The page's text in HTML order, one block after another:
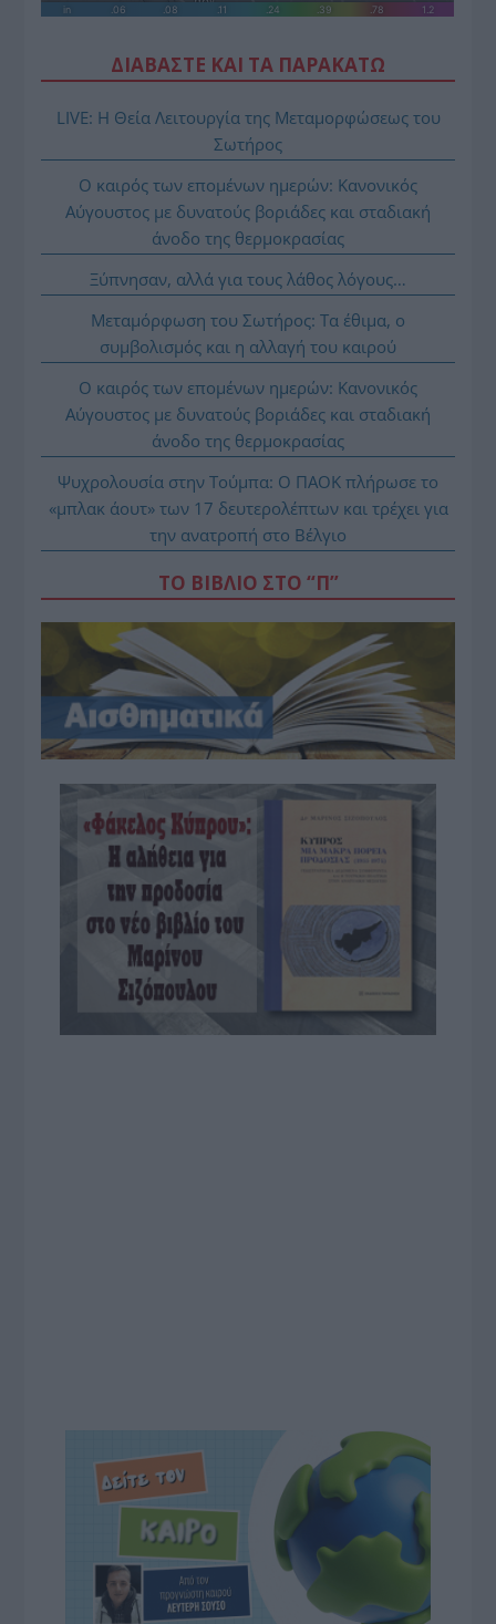
ΔΙΑΒΑΣΤΕ ΚΑΙ ΤΑ ΠΑΡΑΚΑΤΩ
LIVE: Η Θεία Λειτουργία της Μεταμορφώσεως του
Σωτήρος
Ο καιρός των επομένων ημερών: Κανονικός
Αύγουστος με δυνατούς βοριάδες και σταδιακή
άνοδο της θερμοκρασίας
Ξύπνησαν, αλλά για τους λάθος λόγους…
Μεταμόρφωση του Σωτήρος: Τα έθιμα, ο
συμβολισμός και η αλλαγή του καιρού
Ο καιρός των επομένων ημερών: Κανονικός
Αύγουστος με δυνατούς βοριάδες και σταδιακή
άνοδο της θερμοκρασίας
Ψυχρολουσία στην Τούμπα: Ο ΠΑΟΚ πλήρωσε το
«μπλακ άουτ» των 17 δευτερολέπτων και τρέχει για
την ανατροπή στο Βέλγιο
ΤΟ ΒΙΒΛΙΟ ΣΤΟ “Π”